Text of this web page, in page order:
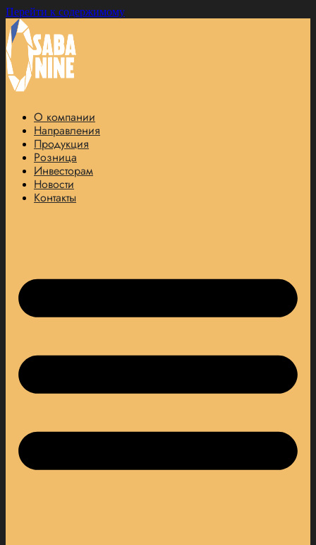
Перейти к содержимому
О компании
Направления
Продукция
Розница
Инвесторам
Новости
Контакты